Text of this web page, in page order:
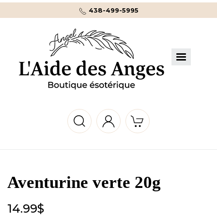
438-499-5995
Aventurine verte 20g
14.99$